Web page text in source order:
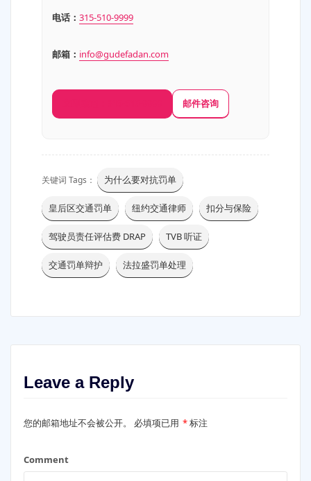
电话： 315-510-9999
邮箱： info@gudefadan.com
邮件咨询
关键词 Tags： 为什么要对抗罚单
皇后区交通罚单 纽约交通律师 扣分与保险
驾驶员责任评估费 DRAP TVB 听证
交通罚单辩护 法拉盛罚单处理
Leave a Reply
您的邮箱地址不会被公开。 必填项已用 *标注
Comment